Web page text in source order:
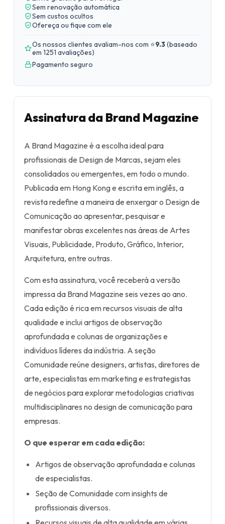
Sem renovação automática
Sem custos ocultos
Ofereça ou fique com ele
Os nossos clientes avaliam-nos com ⭐9.3(baseado
em 1251 avaliações)
Pagamento seguro
Assinatura da Brand Magazine
A Brand Magazine é a escolha ideal para
profissionais de Design de Marcas, sejam eles
consolidados ou emergentes, em todo o mundo.
Publicada em Hong Kong e escrita em inglês, a
revista redefine a maneira de enxergar o Design de
Comunicação ao apresentar, pesquisar e
manifestar obras excelentes nas áreas de Artes
Visuais, Publicidade, Produto, Gráfico, Interior,
Arquitetura, entre outras.
Com esta assinatura, você receberá a versão
impressa da Brand Magazine seis vezes ao ano.
Cada edição é rica em recursos visuais de alta
qualidade e inclui artigos de observação
aprofundada e colunas de organizações e
indivíduos líderes da indústria. A seção
Comunidade reúne designers, artistas, diretores de
arte, especialistas em marketing e estrategistas
de negócios para explorar metodologias criativas
multidisciplinares no design de comunicação para
empresas.
O que esperar em cada edição:
Artigos de observação aprofundada e colunas
de especialistas.
Seção de Comunidade com insights de
profissionais diversos.